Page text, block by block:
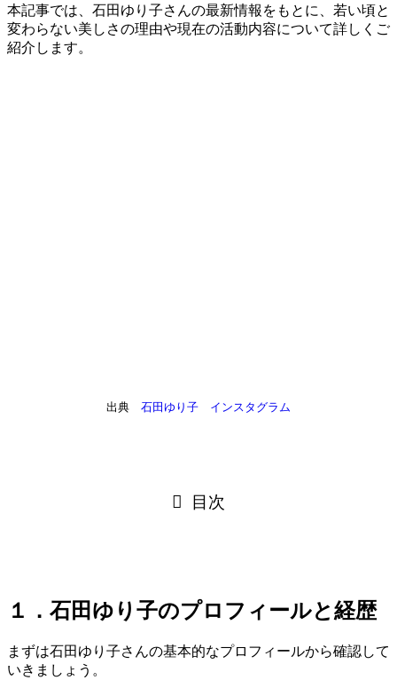
本記事では、石田ゆり子さんの最新情報をもとに、若い頃と
変わらない美しさの理由や現在の活動内容について詳しくご
紹介します。
出典 石田ゆり子 インスタグラム
目次
１．石田ゆり子のプロフィールと経歴
まずは石田ゆり子さんの基本的なプロフィールから確認して
いきましょう。